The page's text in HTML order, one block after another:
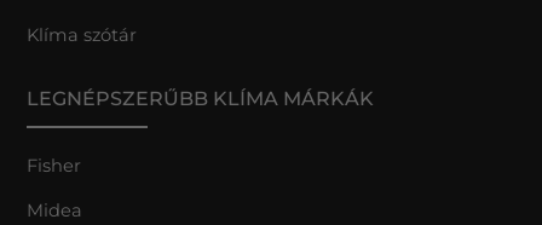
Klíma szótár
LEGNÉPSZERŰBB KLÍMA MÁRKÁK
Fisher
Midea